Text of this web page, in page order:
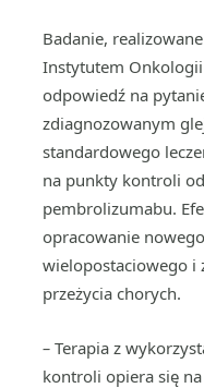
Badanie,
Instytutem
odpowiedź na
zdiagnozowanym
standardowego
na punkty kontroli
pembrolizumabu.
opracowanie
wielopostaciowego i
przeżycia chorych.
– Terapia z
kontroli opiera się